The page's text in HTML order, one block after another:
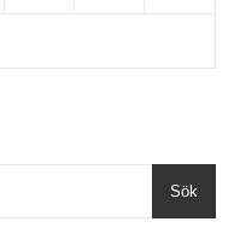
Sök